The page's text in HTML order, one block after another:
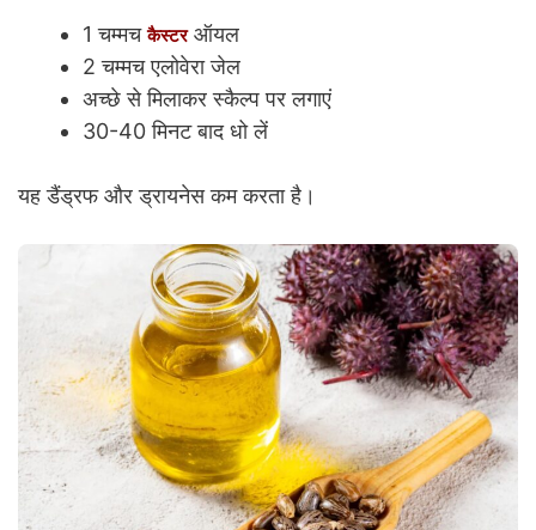
1 चम्मचकैस्टरऑयल
2 चम्मच एलोवेरा जेल
अच्छे से मिलाकर स्कैल्प पर लगाएं
30-40 मिनट बाद धो लें
यह डैंड्रफ और ड्रायनेस कम करता है।